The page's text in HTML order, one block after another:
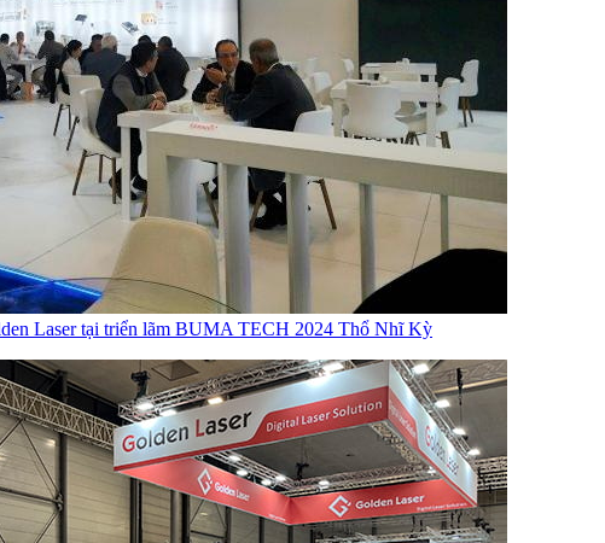
Laser tại triển lãm BUMA TECH 2024 Thổ Nhĩ Kỳ